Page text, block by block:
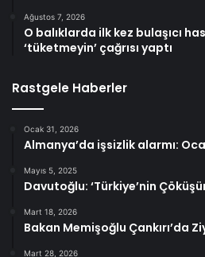
Ağustos 7, 2026
O balıklarda ilk kez bulaşıcı
‘tüketmeyin’ çağrısı yaptı
Rastgele Haberler
Ocak 31, 2026
Almanya’da işsizlik alarmı:
Mayıs 5, 2025
Davutoğlu: ‘Türkiye’nin
Mart 18, 2026
Bakan Memişoğlu Çankırı’da
Mart 28, 2026